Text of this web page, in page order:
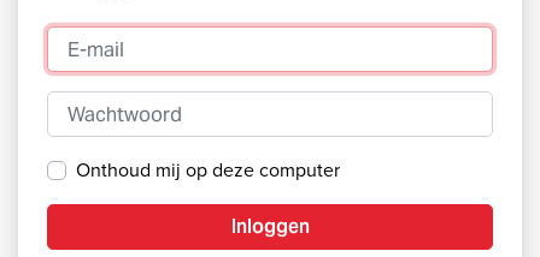
E-mail
Wachtwoord
Onthoud mij op deze computer
Inloggen